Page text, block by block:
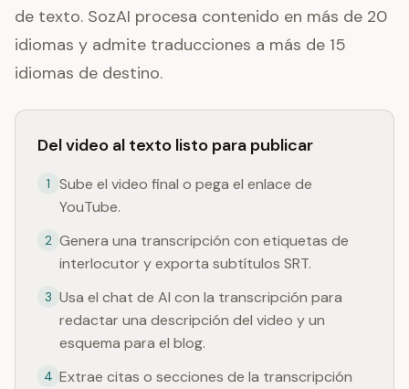
de texto. SozAI procesa contenido en más de 20
idiomas y admite traducciones a más de 15
idiomas de destino.
Del video al texto listo para publicar
1
Sube el video final o pega el enlace de
YouTube.
2 Genera una transcripción con etiquetas de
interlocutor y exporta subtítulos SRT.
3 Usa el chat de AI con la transcripción para
redactar una descripción del video y un
esquema para el blog.
4 Extrae citas o secciones de la transcripción